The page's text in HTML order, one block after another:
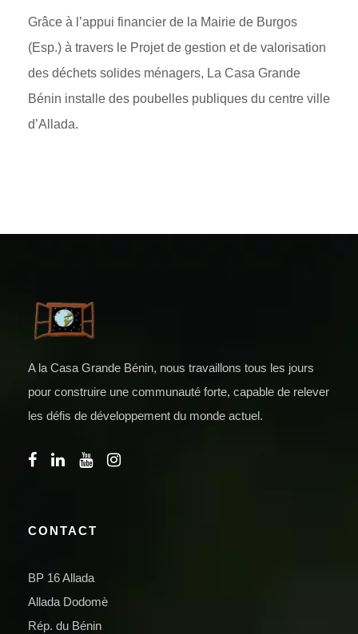
Grâce à l’appui financier de la Mairie de Burgos
(Esp.) à travers le Projet de gestion et de valorisation
des déchets solides ménagers, La Casa Grande
Bénin installe des poubelles publiques du centre ville
d’Allada.
A la Casa Grande Bénin, nous travaillons tous les jours
pour construire une communauté forte, capable de relever
les défis de développement du monde actuel.
CONTACT
BP 16 Allada
Allada Dodomè
Rép. du Bénin